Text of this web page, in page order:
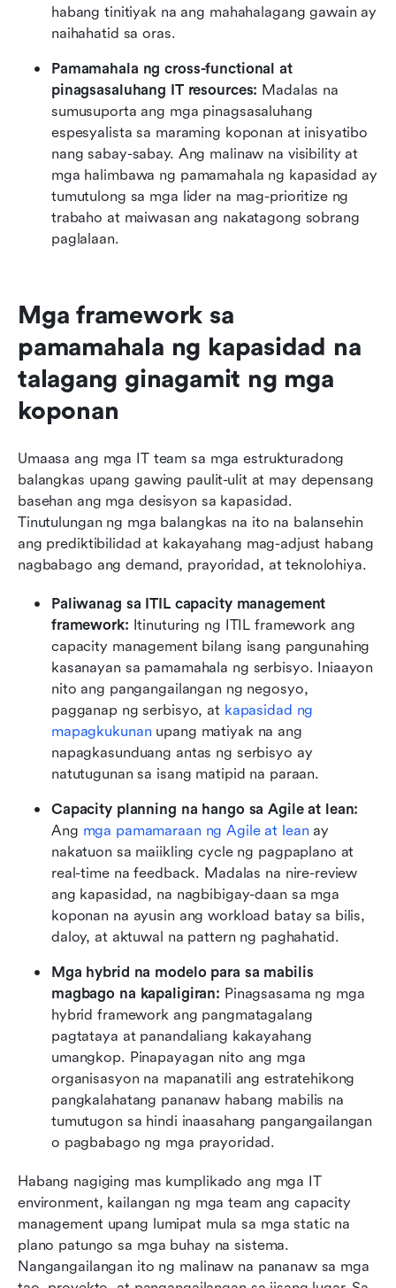
habang tinitiyak na ang mahahalagang gawain ay
naihahatid sa oras.
Pamamahala ng cross-functional at
pinagsasaluhang IT resources: Madalas na
sumusuporta ang mga pinagsasaluhang
espesyalista sa maraming koponan at inisyatibo
nang sabay-sabay. Ang malinaw na visibility at
mga halimbawa ng pamamahala ng kapasidad ay
tumutulong sa mga lider na mag-prioritize ng
trabaho at maiwasan ang nakatagong sobrang
paglalaan.
Mga framework sa
pamamahala ng kapasidad na
talagang ginagamit ng mga
koponan
Umaasa ang mga IT team sa mga estrukturadong
balangkas upang gawing paulit-ulit at may depensang
basehan ang mga desisyon sa kapasidad.
Tinutulungan ng mga balangkas na ito na balansehin
ang prediktibilidad at kakayahang mag-adjust habang
nagbabago ang demand, prayoridad, at teknolohiya.
Paliwanag sa ITIL capacity management
framework: Itinuturing ng ITIL framework ang
capacity management bilang isang pangunahing
kasanayan sa pamamahala ng serbisyo. Iniaayon
nito ang pangangailangan ng negosyo,
pagganap ng serbisyo, at kapasidad ng
mapagkukunan upang matiyak na ang
napagkasunduang antas ng serbisyo ay
natutugunan sa isang matipid na paraan.
Capacity planning na hango sa Agile at lean:
Ang mga pamamaraan ng Agile at lean ay
nakatuon sa maiikling cycle ng pagpaplano at
real-time na feedback. Madalas na nire-review
ang kapasidad, na nagbibigay-daan sa mga
koponan na ayusin ang workload batay sa bilis,
daloy, at aktuwal na pattern ng paghahatid.
Mga hybrid na modelo para sa mabilis
magbago na kapaligiran: Pinagsasama ng mga
hybrid framework ang pangmatagalang
pagtataya at panandaliang kakayahang
umangkop. Pinapayagan nito ang mga
organisasyon na mapanatili ang estratehikong
pangkalahatang pananaw habang mabilis na
tumutugon sa hindi inaasahang pangangailangan
o pagbabago ng mga prayoridad.
Habang nagiging mas kumplikado ang mga IT
environment, kailangan ng mga team ang capacity
management upang lumipat mula sa mga static na
plano patungo sa mga buhay na sistema.
Nangangailangan ito ng malinaw na pananaw sa mga